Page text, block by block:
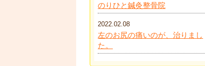
のりひと鍼灸整骨院
2022.02.08
左のお尻の痛いのが、治りまし
た。